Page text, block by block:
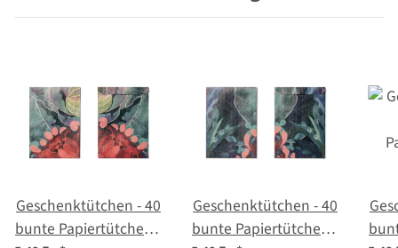
Geschenktütchen - 40
bunte Papiertütchen /
Geschenktütchen - 40
bunte Papiertütchen /